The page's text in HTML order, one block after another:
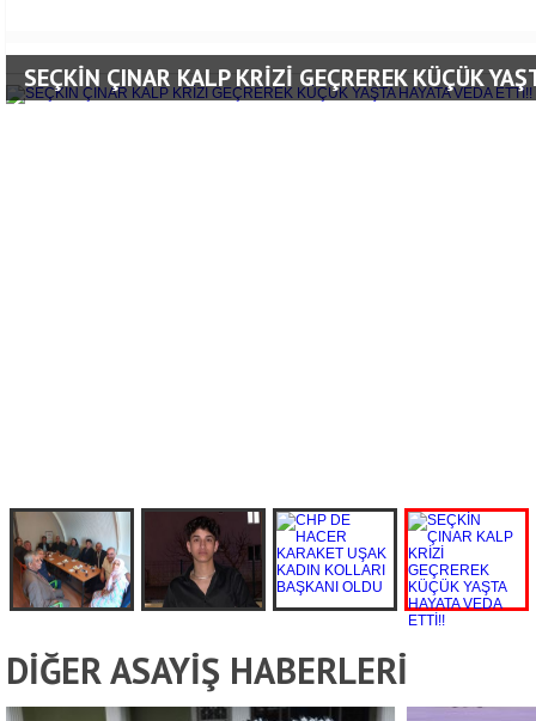
SEÇKİN ÇINAR KALP KRİZİ GEÇREREK KÜÇÜK
DİĞER ASAYİŞ HABERLERİ